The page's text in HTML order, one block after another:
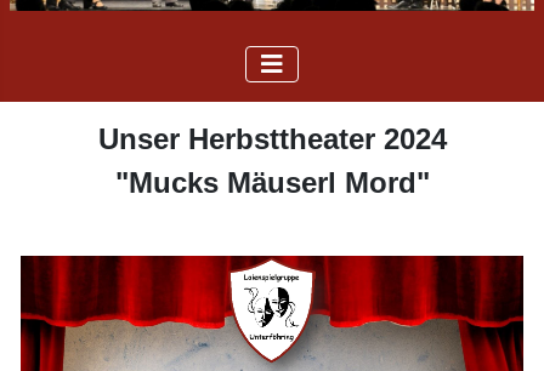
Unser Herbsttheater 2024
"Mucks Mäuserl Mord"